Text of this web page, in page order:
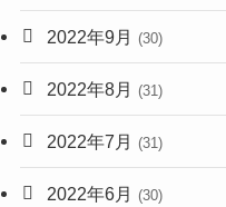
2022年9月 (30)
2022年8月 (31)
2022年7月 (31)
2022年6月 (30)